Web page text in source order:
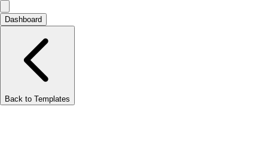
Dashboard
Back to Templates